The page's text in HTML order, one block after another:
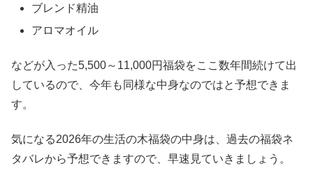
ブレンド精油
アロマオイル
などが入った5,500～11,000円福袋をここ数年間続けて出
しているので、今年も同様な中身なのではと予想できま
す。
気になる2026年の生活の木福袋の中身は、過去の福袋ネ
タバレから予想できますので、早速見ていきましょう。